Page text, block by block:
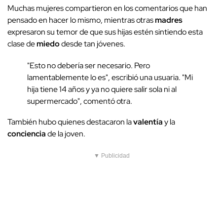
Muchas mujeres compartieron en los comentarios que han
pensado en hacer lo mismo, mientras otrasmadres
expresaron su temor de que sus hijas estén sintiendo esta
clase demiedodesde tan jóvenes.
"Esto no debería ser necesario. Pero
lamentablemente lo es", escribió una usuaria. "Mi
hija tiene 14 años y ya no quiere salir sola ni al
supermercado", comentó otra.
También hubo quienes destacaron lavalentíay la
concienciade la joven.
▼ Publicidad